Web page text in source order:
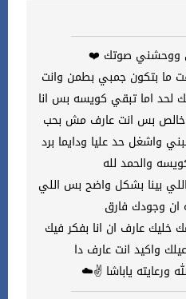
ووحشني صوتك ❤️
بتكون جمبي بطمن وانت
لحد اما تبقي كويسه بس انا
بس انت عارف مش بحب
واشغل حد عليا ودايما برد
والحمد لله
بينا بشكل واضح بس اللي
ان وجودك فارق
عارف ان انا بفكر فيك
واكيد انت عارف دا
ورعايته ياباشا ✌️☁️